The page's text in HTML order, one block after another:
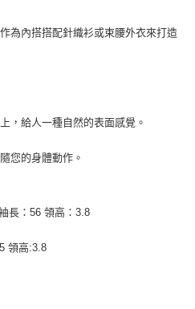
為內搭搭配針織衫或束腰外衣來打造
，給人一種自然的表面感覺。
您的身體動作。
長：56 領高：3.8
領高:3.8